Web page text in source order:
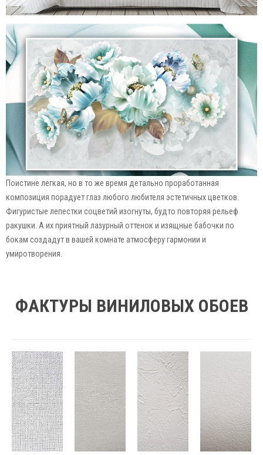
Поистине легкая, но в то же время детально проработанная
композиция порадует глаз любого любителя эстетичных цветков.
Фигуристые лепестки соцветий изогнуты, будто повторяя рельеф
ракушки. А их приятный лазурный оттенок и изящные бабочки по
бокам создадут в вашей комнате атмосферу гармонии и
умиротворения.
ФАКТУРЫ ВИНИЛОВЫХ ОБОЕВ